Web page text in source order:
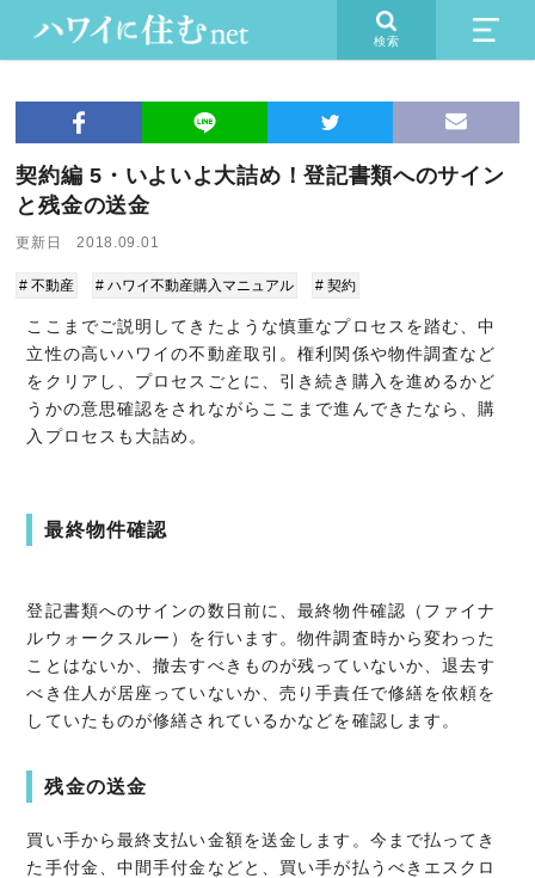
検索
契約編 5・いよいよ大詰め！登記書類へのサイン
と残金の送金
更新日 2018.09.01
# 不動産 # ハワイ不動産購入マニュアル # 契約
ここまでご説明してきたような慎重なプロセスを踏む、中
立性の高いハワイの不動産取引。権利関係や物件調査など
をクリアし、プロセスごとに、引き続き購入を進めるかど
うかの意思確認をされながらここまで進んできたなら、購
入プロセスも大詰め。
最終物件確認
登記書類へのサインの数日前に、最終物件確認（ファイナ
ルウォークスルー）を行います。物件調査時から変わった
ことはないか、撤去すべきものが残っていないか、退去す
べき住人が居座っていないか、売り手責任で修繕を依頼を
していたものが修繕されているかなどを確認します。
残金の送金
買い手から最終支払い金額を送金します。今まで払ってき
た手付金、中間手付金などと、買い手が払うべきエスクロ